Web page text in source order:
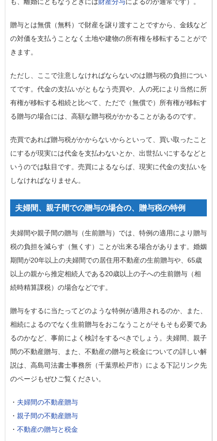
贈与とは無償（無料）で財産を譲り渡すことですから、金銭など
の対価を支払うことなく土地や建物の所有権を移転することがで
きます。
ただし、ここで注意しなければならないのは贈与税の負担につい
てです。代金の支払いがともなう売買や、人の死により当然に所
有権が移転する相続と比べて、ただで（無償で）所有権が移転す
る贈与の場合には、高額な贈与税がかかることがあるのです。
売買であれば贈与税がかからないからといって、買い取ったこと
にするが現実には代金を支払わないとか、出世払いにするなどと
いうのでは駄目です。売買によるならば、現実に代金の支払いを
しなければなりません。
夫婦間、親子間での贈与の場合の、贈与税の特例
夫婦間や親子間の贈与（生前贈与）では、特例の適用により贈与
税の負担を減らす（無くす）ことが出来る場合があります。 婚姻
期間が20年以上の夫婦間での居住用不動産の生前贈与や、 65歳
以上の親から推定相続人である20歳以上の子への生前贈与（相
続時精算課税） の場合などです。
贈与をするに当たってどのような特例が適用されるのか、また、
相続によるのでなく生前贈与をおこなうことがそもそも必要であ
るのかなど、事前によく検討をするべきでしょう。夫婦間、親子
間の不動産贈与、また、不動産の贈与と税金についての詳しい解
説は、高島司法書士事務所（千葉県松戸市）による下記リンク先
のページもぜひご覧ください。
・ 夫婦間の不動産贈与
・ 親子間の不動産贈与
・ 不動産の贈与と税金